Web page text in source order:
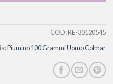
COD:RE-30120545
Piumino 100 Grammi Uomo Colmar